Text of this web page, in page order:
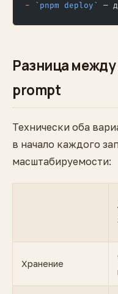
- `pnpm deploy` —
Разница между
prompt
Технически оба
в начало каждого
масштабируемости:
Хранение